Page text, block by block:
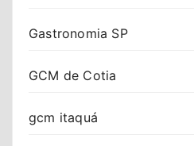
Gastronomia SP
GCM de Cotia
gcm itaquá